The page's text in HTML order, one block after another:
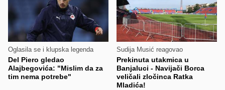
Oglasila se i klupska legenda
Del Piero gledao
Alajbegovića: "Mislim da za
tim nema potrebe"
Sudija Musić reagovao
Prekinuta utakmica u
Banjaluci - Navijači Borca
veličali zločinca Ratka
Mladića!